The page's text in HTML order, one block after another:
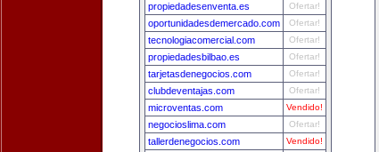
propiedadesenventa.es Ofertar!
oportunidadesdemercado.com Ofertar!
tecnologiacomercial.com Ofertar!
propiedadesbilbao.es Ofertar!
tarjetasdenegocios.com Ofertar!
clubdeventajas.com Ofertar!
microventas.com Vendido!
negocioslima.com Ofertar!
tallerdenegocios.com Vendido!